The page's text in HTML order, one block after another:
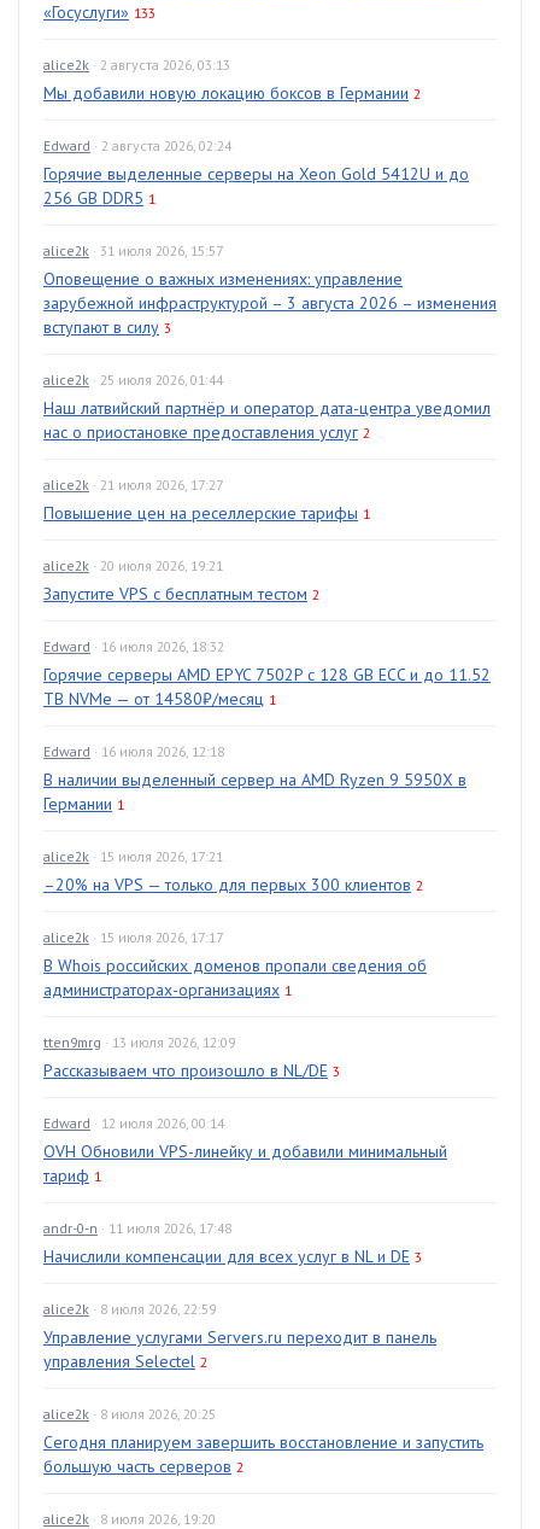
«Госуслуги» 133
alice2k · 2 августа 2026, 03:13
Мы добавили новую локацию боксов в Германии 2
Edward · 2 августа 2026, 02:24
Горячие выделенные серверы на Xeon Gold 5412U и до
256 GB DDR5 1
alice2k · 31 июля 2026, 15:57
Оповещение о важных изменениях: управление
зарубежной инфраструктурой – 3 августа 2026 – изменения
вступают в силу 3
alice2k · 25 июля 2026, 01:44
Наш латвийский партнёр и оператор дата-центра уведомил
нас о приостановке предоставления услуг 2
alice2k · 21 июля 2026, 17:27
Повышение цен на реселлерские тарифы 1
alice2k · 20 июля 2026, 19:21
Запустите VPS с бесплатным тестом 2
Edward · 16 июля 2026, 18:32
Горячие серверы AMD EPYC 7502P с 128 GB ECC и до 11.52
TB NVMe — от 14580₽/месяц 1
Edward · 16 июля 2026, 12:18
В наличии выделенный сервер на AMD Ryzen 9 5950X в
Германии 1
alice2k · 15 июля 2026, 17:21
–20% на VPS — только для первых 300 клиентов 2
alice2k · 15 июля 2026, 17:17
В Whois российских доменов пропали сведения об
администраторах-организациях 1
tten9mrg · 13 июля 2026, 12:09
Рассказываем что произошло в NL/DE 3
Edward · 12 июля 2026, 00:14
OVH Обновили VPS-линейку и добавили минимальный
тариф 1
andr-0-n · 11 июля 2026, 17:48
Начислили компенсации для всех услуг в NL и DE 3
alice2k · 8 июля 2026, 22:59
Управление услугами Servers.ru переходит в панель
управления Selectel 2
alice2k · 8 июля 2026, 20:25
Сегодня планируем завершить восстановление и запустить
большую часть серверов 2
alice2k · 8 июля 2026, 19:20